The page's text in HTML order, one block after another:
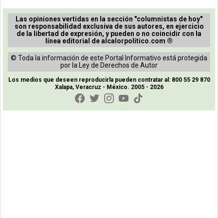
Las opiniones vertidas en la sección "columnistas de hoy"
son responsabilidad exclusiva de sus autores, en ejercicio
de la libertad de expresión, y pueden o no coincidir con la
línea editorial de alcalorpolitico.com ®
© Toda la información de este Portal Informativo está protegida
por la Ley de Derechos de Autor
Los medios que deseen reproducirla pueden contratar al: 800 55 29 870
Xalapa, Veracruz - México. 2005 - 2026